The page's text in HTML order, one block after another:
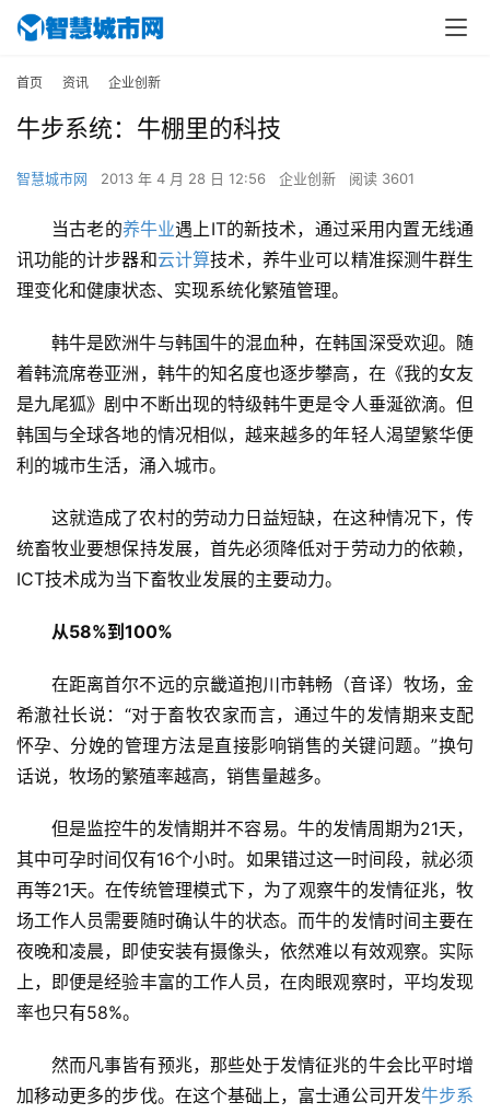
首页 资讯 企业创新
牛步系统：牛棚里的科技
智慧城市网 2013 年 4 月 28 日 12:56 企业创新 阅读 3601
当古老的养牛业遇上IT的新技术，通过采用内置无线通
讯功能的计步器和云计算技术，养牛业可以精准探测牛群生
理变化和健康状态、实现系统化繁殖管理。
韩牛是欧洲牛与韩国牛的混血种，在韩国深受欢迎。随
着韩流席卷亚洲，韩牛的知名度也逐步攀高，在《我的女友
是九尾狐》剧中不断出现的特级韩牛更是令人垂涎欲滴。但
韩国与全球各地的情况相似，越来越多的年轻人渴望繁华便
利的城市生活，涌入城市。
这就造成了农村的劳动力日益短缺，在这种情况下，传
统畜牧业要想保持发展，首先必须降低对于劳动力的依赖，
ICT技术成为当下畜牧业发展的主要动力。
从58%到100%
在距离首尔不远的京畿道抱川市韩畅（音译）牧场，金
希澈社长说：“对于畜牧农家而言，通过牛的发情期来支配
怀孕、分娩的管理方法是直接影响销售的关键问题。”换句
话说，牧场的繁殖率越高，销售量越多。
但是监控牛的发情期并不容易。牛的发情周期为21天，
其中可孕时间仅有16个小时。如果错过这一时间段，就必须
再等21天。在传统管理模式下，为了观察牛的发情征兆，牧
场工作人员需要随时确认牛的状态。而牛的发情时间主要在
夜晚和凌晨，即使安装有摄像头，依然难以有效观察。实际
上，即便是经验丰富的工作人员，在肉眼观察时，平均发现
率也只有58%。
然而凡事皆有预兆，那些处于发情征兆的牛会比平时增
加移动更多的步伐。在这个基础上，富士通公司开发牛步系